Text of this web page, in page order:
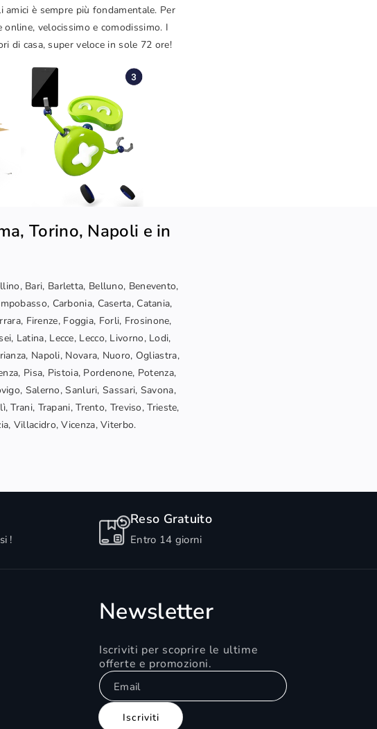
è sempre più fondamentale. Per
velocissimo e comodissimo. I
di casa, super veloce in sole 72 ore!
Torino, Napoli e in
Bari, Barletta, Belluno, Benevento,
Carbonia, Caserta, Catania,
Firenze, Foggia, Forli, Frosinone,
Latina, Lecce, Lecco, Livorno, Lodi,
Napoli, Novara, Nuoro, Ogliastra,
Pisa, Pistoia, Pordenone, Potenza,
Salerno, Sanluri, Sassari, Savona,
Trani, Trapani, Trento, Treviso, Trieste,
Villacidro, Vicenza, Viterbo.
!
Reso Gratuito
Entro 14 giorni
Newsletter
Iscriviti per scoprire le ultime
offerte e promozioni.
Email
Iscriviti